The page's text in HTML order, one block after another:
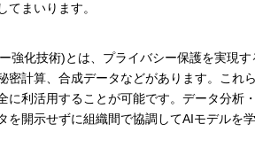
てまいります。
ー強化技術)とは、プライバシー保護を実現
密計算、合成データなどがあります。これ
に利活用することが可能です。データ分析
を開示せずに組織間で協調してAIモデルを